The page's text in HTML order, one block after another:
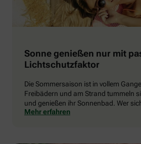
Sonne genießen nur mit
Lichtschutzfaktor
Die Sommersaison ist in vollem
Freibädern und am Strand tummeln
und genießen ihr Sonnenbad. Wer
einem ausreichend hohen
Mehr erfahren